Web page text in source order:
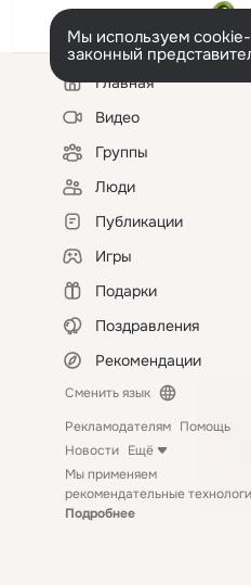
Мы используем
законный
Левая
колонкаГлавная
Видео
Группы
Люди
Публикации
Игры
Подарки
Поздравления
Рекомендации
Сменить язык
Рекламодателям Помощь
Новости Ещё
Мы применяем
рекомендательные
Подробнее